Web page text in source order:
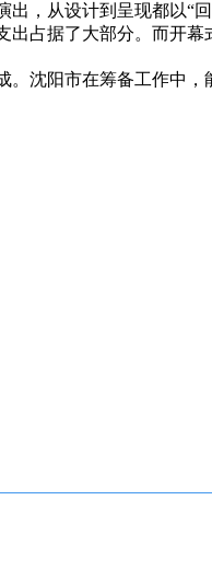
，从设计到呈现都以“
占据了大部分。而开
沈阳市在筹备工作中